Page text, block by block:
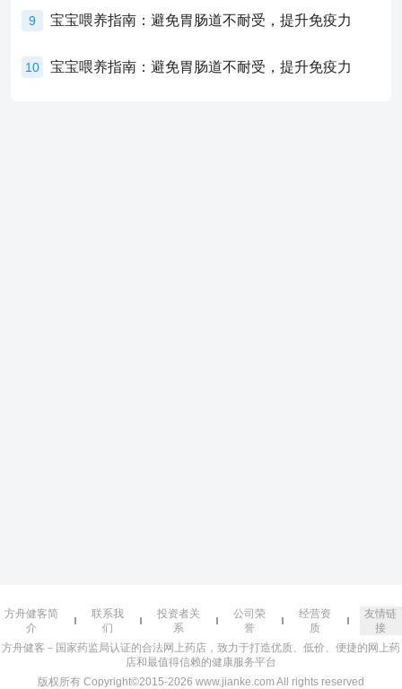
9 宝宝喂养指南：避免胃肠道不耐受，提升免疫力
10 宝宝喂养指南：避免胃肠道不耐受，提升免疫力
方舟健客简
介
联系我
们
投资者关
系
公司荣
誉
经营资
质
友情链
接
方舟健客－国家药监局认证的合法网上药店，致力于打造优质、低价、便捷的网上药
店和最值得信赖的健康服务平台
版权所有 Copyright©2015-2026 www.jianke.com All rights reserved